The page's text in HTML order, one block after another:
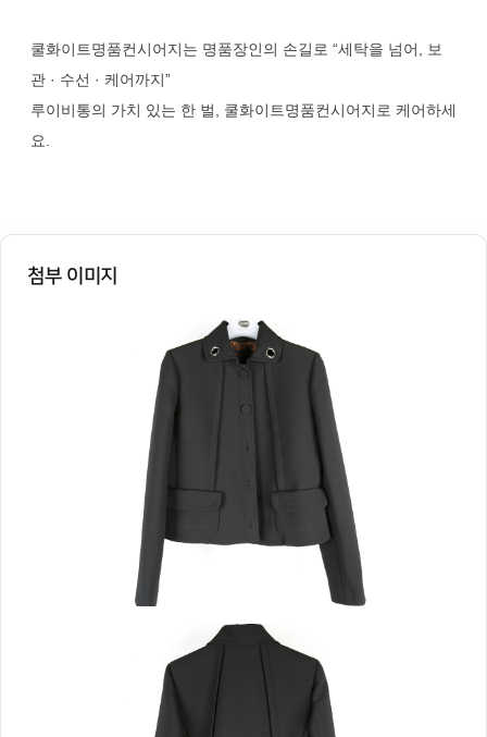
쿨화이트명품컨시어지는 명품장인의 손길로 “세탁을 넘어, 보
관 · 수선 · 케어까지”
루이비통의 가치 있는 한 벌, 쿨화이트명품컨시어지로 케어하세
요.
첨부 이미지